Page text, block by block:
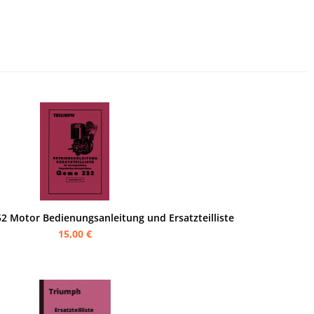
Motor Bedienungsanleitung und Ersatzteilliste
15,00 €